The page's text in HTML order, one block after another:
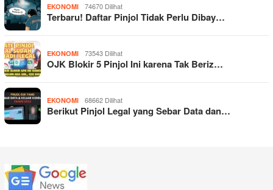
EKONOMI 74670 Dilihat
Terbaru! Daftar Pinjol Tidak Perlu Dibay…
EKONOMI 73543 Dilihat
OJK Blokir 5 Pinjol Ini karena Tak Beriz…
EKONOMI 68662 Dilihat
Berikut Pinjol Legal yang Sebar Data dan…